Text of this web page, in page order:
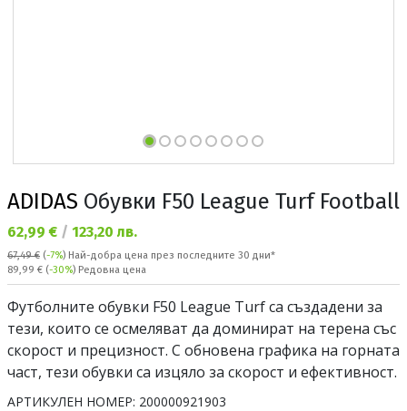
ADIDAS Обувки F50 League Turf Football
Текуща цена:
62,99 € / 123,20 лв.
67,49 € (-7%) Най-добра цена през последните 30 дни*
Редовна цена:
89,99 € (-30%) Редовна цена
Футболните обувки F50 League Turf са създадени за
тези, които се осмеляват да доминират на терена със
скорост и прецизност. С обновена графика на горната
част, тези обувки са изцяло за скорост и ефективност.
АРТИКУЛЕН НОМЕР: 200000921903